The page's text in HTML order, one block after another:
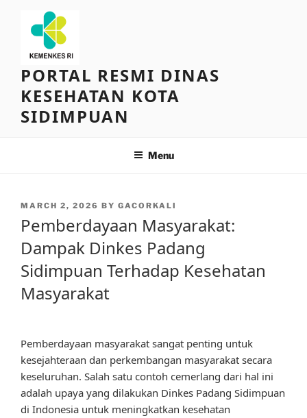
content
PORTAL RESMI DINAS
KESEHATAN KOTA
SIDIMPUAN
Menu
POSTED
MARCH 2, 2026 BY GACORKALI
Pemberdayaan Masyarakat:
Dampak Dinkes Padang
Sidimpuan Terhadap Kesehatan
Masyarakat
Pemberdayaan masyarakat sangat penting untuk
kesejahteraan dan perkembangan masyarakat secara
keseluruhan. Salah satu contoh cemerlang dari hal ini
adalah upaya yang dilakukan Dinkes Padang Sidimpuan
di Indonesia untuk meningkatkan kesehatan